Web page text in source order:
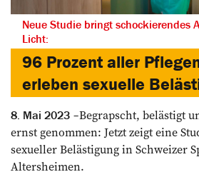
Neue Studie bringt schockierendes
Licht:
96 Prozent aller
erleben sexuelle
8. Mai 2023
Begrapscht, belästigt
ernst genommen: Jetzt zeigt eine
sexueller Belästigung in Schweizer
Altersheimen.